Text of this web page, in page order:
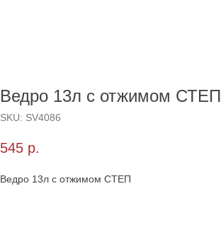
Ведро 13л с отжимом СТЕП
SKU: SV4086
545 р.
Ведро 13л с отжимом СТЕП